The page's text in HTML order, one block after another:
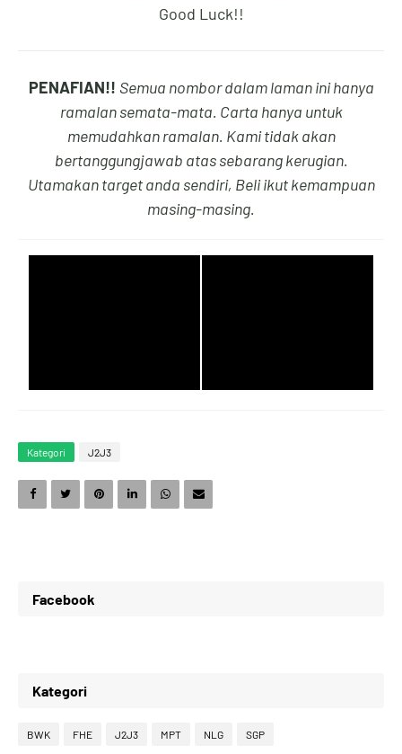
3
4
6
7
0
6
7
8
0
1
4
3
4
5
7
1
9
0
2
Good Luck!!
PENAFIAN!! Semua nombor dalam laman ini hanya
ramalan semata-mata. Carta hanya untuk
memudahkan ramalan. Kami tidak akan
bertanggungjawab atas sebarang kerugian.
Utamakan target anda sendiri, Beli ikut kemampuan
masing-masing.
Kategori J2J3
Facebook
Kategori
BWK FHE J2J3 MPT NLG SGP